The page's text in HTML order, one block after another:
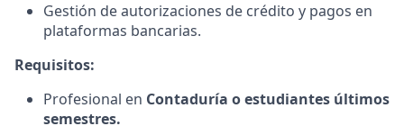
Gestión de autorizaciones de crédito y pagos en
plataformas bancarias.
Requisitos:
Profesional en Contaduría o estudiantes últimos
semestres.